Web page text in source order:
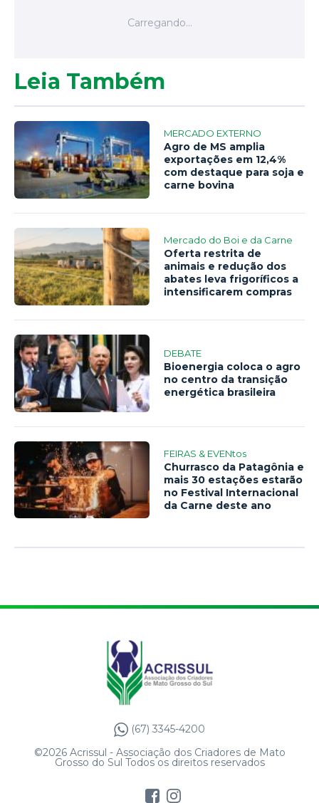
Leia Também
MERCADO EXTERNO
Agro de MS amplia
exportações em 12,4%
com destaque para soja e
carne bovina
Mercado do Boi e da Carne
Oferta restrita de
animais e redução dos
abates leva frigoríficos a
intensificarem compras
DEBATE
Bioenergia coloca o agro
no centro da transição
energética brasileira
FEIRAS & EVENtos
Churrasco da Patagônia e
mais 30 estações estarão
no Festival Internacional
da Carne deste ano
(67) 3345-4200
©2026 Acrissul - Associação dos Criadores de Mato
Grosso do Sul Todos os direitos reservados